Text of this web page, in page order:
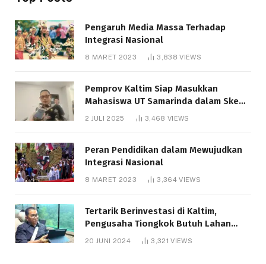
Pengaruh Media Massa Terhadap
Integrasi Nasional
8 MARET 2023 3,838VIEWS
Pemprov Kaltim Siap Masukkan
Mahasiswa UT Samarinda dalam Skema
Bantuan Pendidikan Gratispol
2 JULI 2025 3,468 VIEWS
Peran Pendidikan dalam Mewujudkan
Integrasi Nasional
8 MARET 2023 3,364VIEWS
Tertarik Berinvestasi di Kaltim,
Pengusaha Tiongkok Butuh Lahan
1.000 Hektare
20 JUNI 2024 3,321VIEWS